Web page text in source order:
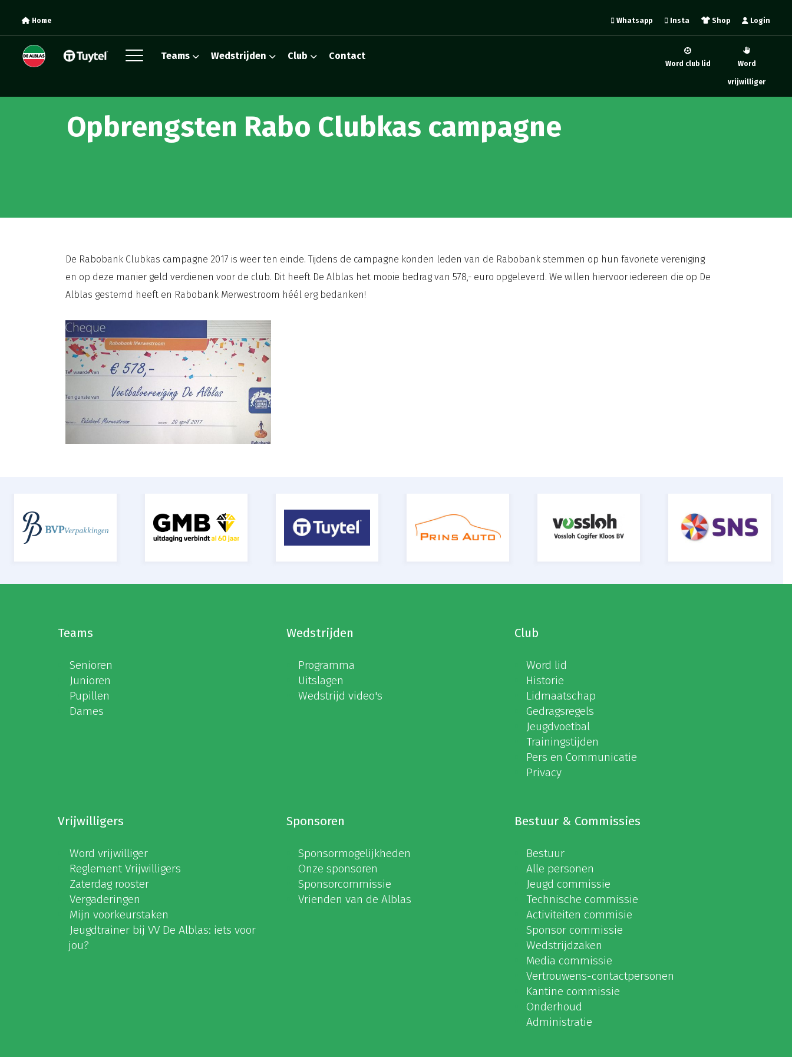
Home Login
Shop
Insta
Whatsapp
Teams Wedstrijden Club Contact
Word
vrijwilliger
Word club lid
Opbrengsten Rabo Clubkas campagne
De Rabobank Clubkas campagne 2017 is weer ten einde. Tijdens de campagne konden leden van de Rabobank stemmen op hun favoriete vereniging
en op deze manier geld verdienen voor de club. Dit heeft De Alblas het mooie bedrag van 578,- euro opgeleverd. We willen hiervoor iedereen die op De
Alblas gestemd heeft en Rabobank Merwestroom héél erg bedanken!
Teams
Senioren
Junioren
Pupillen
Dames
Wedstrijden
Programma
Uitslagen
Wedstrijd video's
Club
Word lid
Historie
Lidmaatschap
Gedragsregels
Jeugdvoetbal
Trainingstijden
Pers en Communicatie
Privacy
Vrijwilligers
Word vrijwilliger
Reglement Vrijwilligers
Zaterdag rooster
Vergaderingen
Mijn voorkeurstaken
Jeugdtrainer bij VV De Alblas: iets voor
jou?
Sponsoren
Sponsormogelijkheden
Onze sponsoren
Sponsorcommissie
Vrienden van de Alblas
Bestuur & Commissies
Bestuur
Alle personen
Jeugd commissie
Technische commissie
Activiteiten commisie
Sponsor commissie
Wedstrijdzaken
Media commissie
Vertrouwens-contactpersonen
Kantine commissie
Onderhoud
Administratie